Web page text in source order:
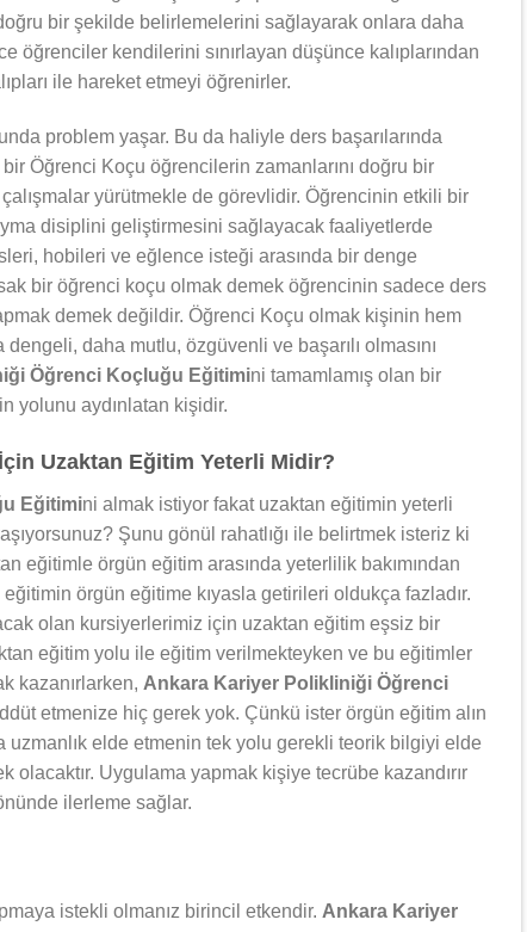
bir şekilde belirlemelerini sağlayarak onlara daha
öğrenciler kendilerini sınırlayan düşünce kalıplarından
ile hareket etmeyi öğrenirler.
problem yaşar. Bu da haliyle ders başarılarında
Öğrenci Koçu öğrencilerin zamanlarını doğru bir
yürütmekle de görevlidir. Öğrencinin etkili bir
disiplini geliştirmesini sağlayacak faaliyetlerde
hobileri ve eğlence isteği arasında bir denge
bir öğrenci koçu olmak demek öğrencinin sadece ders
demek değildir. Öğrenci Koçu olmak kişinin hem
daha mutlu, özgüvenli ve başarılı olmasını
Öğrenci Koçluğu Eğitimini tamamlamış olan bir
yolunu aydınlatan kişidir.
Uzaktan Eğitim Yeterli Midir?
Eğitimini almak istiyor fakat uzaktan eğitimin yeterli
Şunu gönül rahatlığı ile belirtmek isteriz ki
eğitimle örgün eğitim arasında yeterlilik bakımından
örgün eğitime kıyasla getirileri oldukça fazladır.
olan kursiyerlerimiz için uzaktan eğitim eşsiz bir
eğitim yolu ile eğitim verilmekteyken ve bu eğitimler
kazanırlarken, Ankara Kariyer Polikliniği Öğrenci
etmenize hiç gerek yok. Çünkü ister örgün eğitim alın
elde etmenin tek yolu gerekli teorik bilgiyi elde
Uygulama yapmak kişiye tecrübe kazandırır
ilerleme sağlar.
istekli olmanız birincil etkendir. Ankara Kariyer